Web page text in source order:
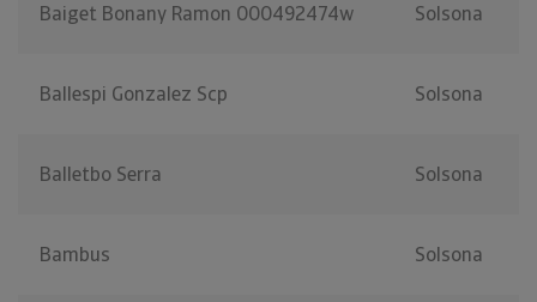
Baiget Bonany Ramon 000492474w Solsona
Ballespi Gonzalez Scp Solsona
Balletbo Serra Solsona
Bambus Solsona